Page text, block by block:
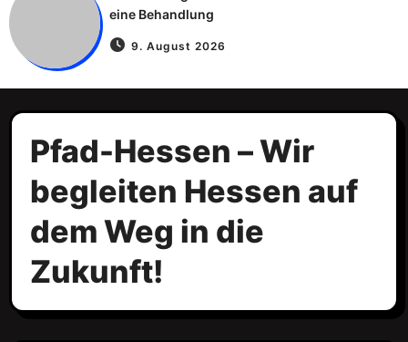
eine Behandlung
9. August 2026
Pfad-Hessen – Wir
begleiten Hessen auf
dem Weg in die
Zukunft!